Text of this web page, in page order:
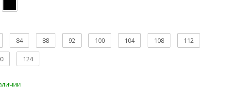
84 88 92 100 104 108 112
124